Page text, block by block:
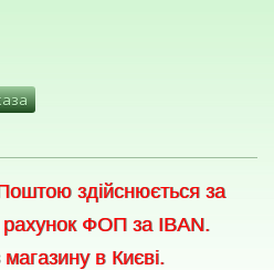
здійснюється за
ФОП за IBAN.
в Києві.